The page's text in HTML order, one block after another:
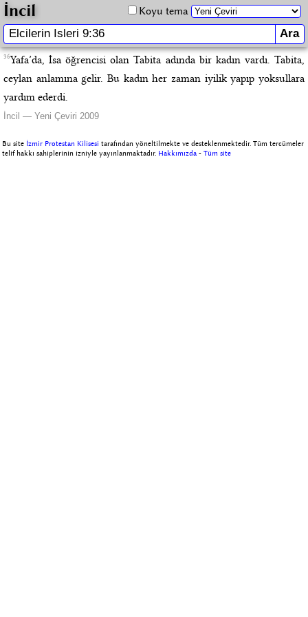
İncil Koyu tema
36Yafa’da, İsa öğrencisi olan Tabita adında bir kadın vardı. Tabita,
ceylan anlamına gelir. Bu kadın her zaman iyilik yapıp yoksullara
yardım ederdi.
İncil — Yeni Çeviri 2009
Bu site İzmir Protestan Kilisesi tarafından yöneltilmekte ve desteklenmektedir. Tüm tercümeler
telif hakkı sahiplerinin izniyle yayınlanmaktadır. Hakkımızda -Tüm site